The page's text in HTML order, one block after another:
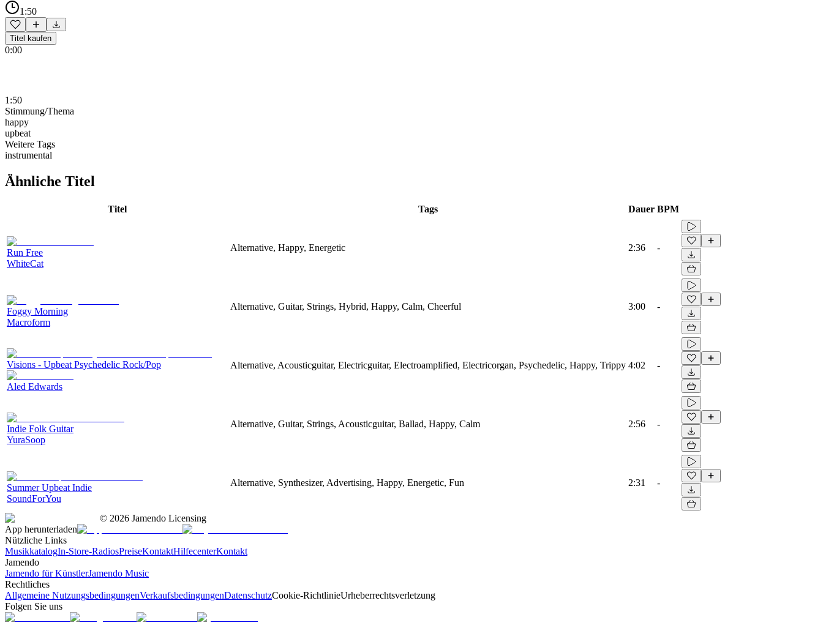
1:50
Titel kaufen
0:00
1:50
Stimmung/Thema
happy
upbeat
Weitere Tags
instrumental
Ähnliche Titel
Titel Tags Dauer BPM
Run Free
WhiteCat
Alternative, Happy, Energetic 2:36 -
Foggy Morning
Macroform
Alternative, Guitar, Strings, Hybrid, Happy, Calm, Cheerful 3:00 -
Visions - Upbeat Psychedelic Rock/Pop
Aled Edwards
Alternative, Acousticguitar, Electricguitar, Electroamplified, Electricorgan, Psychedelic, Happy, Trippy 4:02 -
Indie Folk Guitar
YuraSoop
Alternative, Guitar, Strings, Acousticguitar, Ballad, Happy, Calm 2:56 -
Summer Upbeat Indie
SoundForYou
Alternative, Synthesizer, Advertising, Happy, Energetic, Fun 2:31 -
© 2026 Jamendo Licensing
App herunterladen
Nützliche Links
MusikkatalogIn-Store-RadiosPreiseKontaktHilfecenterKontakt
Jamendo
Jamendo für KünstlerJamendo Music
Rechtliches
Allgemeine NutzungsbedingungenVerkaufsbedingungenDatenschutzCookie-RichtlinieUrheberrechtsverletzung
Folgen Sie uns